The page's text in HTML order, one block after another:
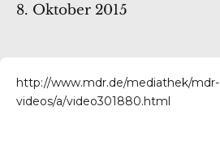
8. Oktober 2015
http://www.mdr.de/mediathek/mdr-
videos/a/video301880.html